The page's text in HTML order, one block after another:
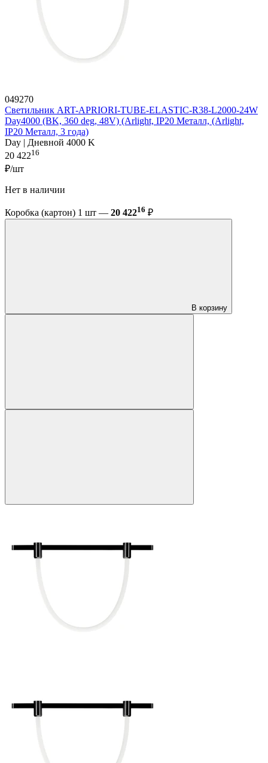
049270
Светильник ART-APRIORI-TUBE-ELASTIC-R38-L2000-24W
Day4000 (BK, 360 deg, 48V) (Arlight, IP20 Металл, (Arlight,
IP20 Металл, 3 года)
Day | Дневной 4000 K
20 42216
₽/шт
Нет в наличии
Коробка (картон) 1 шт — 20 42216 ₽
В корзину